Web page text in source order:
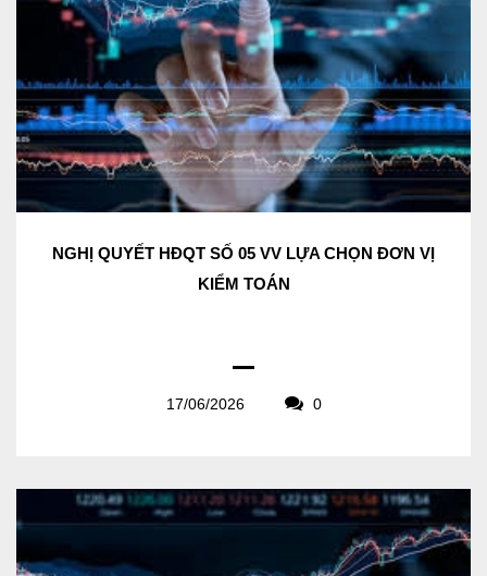
NGHỊ QUYẾT HĐQT SỐ 05 VV LỰA CHỌN ĐƠN VỊ
KIỂM TOÁN
17/06/2026 0